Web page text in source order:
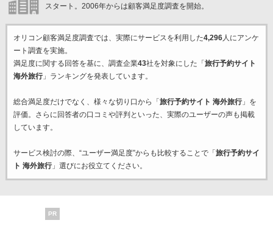
スタート。2006年からは顧客満足度調査を開始。
オリコン顧客満足度調査では、実際にサービスを利用した4,296人にアンケ
ート調査を実施。
満足度に関する回答を基に、調査企業43社を対象にした「 旅行予約サイト
海外旅行」ランキングを発表しています。
総合満足度だけでなく、様々な切り口から「 旅行予約サイト 海外旅行」を
評価。さらに回答者の口コミや評判といった、実際のユーザーの声も掲載
しています。
サービス検討の際、“ユーザー満足度”からも比較することで「 旅行予約サイ
ト 海外旅行」選びにお役立てください。
PR